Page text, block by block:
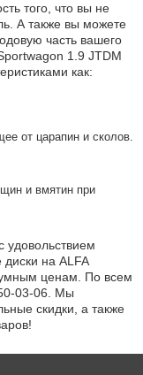
того, что вы не
А также вы можете
часть вашего
1.9 JTDM
как:
от царапин и сколов.
и вмятин при
на ALFA
ценам. По всем
03-06 . Мы
скидки, а также